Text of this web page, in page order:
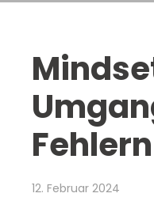
Fehlern
12. Februar 2024